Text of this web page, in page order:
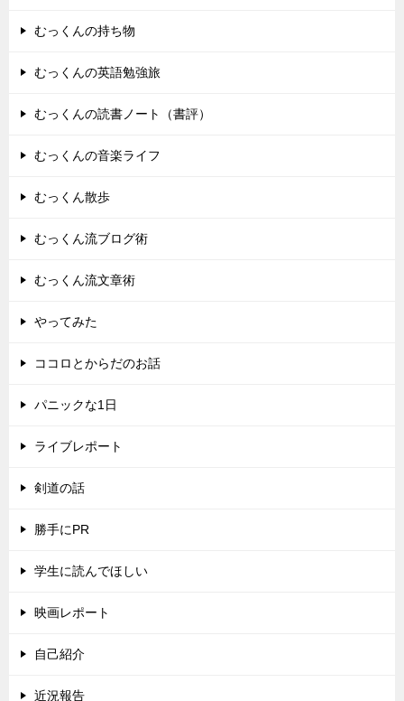
むっくんの持ち物
むっくんの英語勉強旅
むっくんの読書ノート（書評）
むっくんの音楽ライフ
むっくん散歩
むっくん流ブログ術
むっくん流文章術
やってみた
ココロとからだのお話
パニックな1日
ライブレポート
剣道の話
勝手にPR
学生に読んでほしい
映画レポート
自己紹介
近況報告